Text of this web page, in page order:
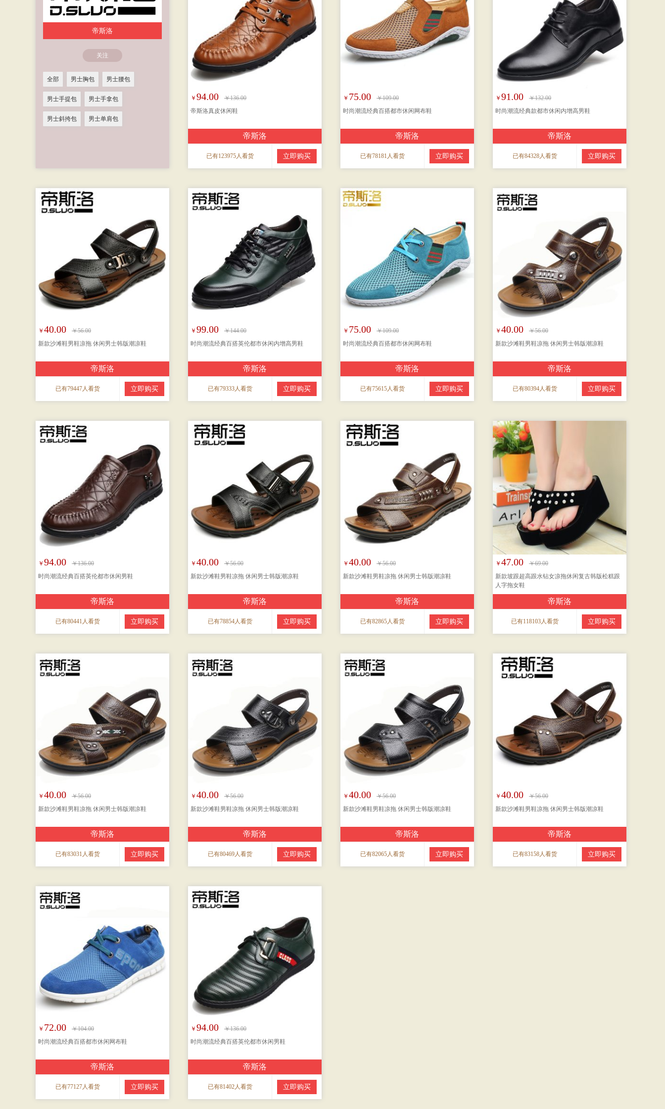
帝斯洛
关注
全部 男士胸包 男士腰包
男士手提包 男士手拿包
男士斜挎包 男士单肩包
￥ 94.00
￥136.00
帝斯洛真皮休闲鞋
帝斯洛
已有123975人看货 立即购买
￥ 75.00
￥109.00
时尚潮流经典百搭都市休闲网布鞋
帝斯洛
已有78181人看货 立即购买
￥ 91.00
￥132.00
时尚潮流经典款都市休闲内增高男鞋
帝斯洛
已有84328人看货 立即购买
￥ 40.00
￥56.00
新款沙滩鞋男鞋凉拖 休闲男士韩版潮凉鞋
帝斯洛
已有79447人看货 立即购买
￥ 99.00
￥144.00
时尚潮流经典百搭英伦都市休闲内增高男鞋
帝斯洛
已有79333人看货 立即购买
￥ 75.00
￥109.00
时尚潮流经典百搭都市休闲网布鞋
帝斯洛
已有75615人看货 立即购买
￥ 40.00
￥56.00
新款沙滩鞋男鞋凉拖 休闲男士韩版潮凉鞋
帝斯洛
已有80394人看货 立即购买
￥ 94.00
￥136.00
时尚潮流经典百搭英伦都市休闲男鞋
帝斯洛
已有80441人看货 立即购买
￥ 40.00
￥56.00
新款沙滩鞋男鞋凉拖 休闲男士韩版潮凉鞋
帝斯洛
已有78854人看货 立即购买
￥ 40.00
￥56.00
新款沙滩鞋男鞋凉拖 休闲男士韩版潮凉鞋
帝斯洛
已有82865人看货 立即购买
￥ 47.00
￥69.00
新款坡跟超高跟水钻女凉拖休闲复古韩版松糕跟
人字拖女鞋
帝斯洛
已有118103人看货 立即购买
￥ 40.00
￥56.00
新款沙滩鞋男鞋凉拖 休闲男士韩版潮凉鞋
帝斯洛
已有83031人看货 立即购买
￥ 40.00
￥56.00
新款沙滩鞋男鞋凉拖 休闲男士韩版潮凉鞋
帝斯洛
已有80469人看货 立即购买
￥ 40.00
￥56.00
新款沙滩鞋男鞋凉拖 休闲男士韩版潮凉鞋
帝斯洛
已有82065人看货 立即购买
￥ 40.00
￥56.00
新款沙滩鞋男鞋凉拖 休闲男士韩版潮凉鞋
帝斯洛
已有83158人看货 立即购买
￥ 72.00
￥104.00
时尚潮流经典百搭都市休闲网布鞋
帝斯洛
已有77127人看货 立即购买
￥ 94.00
￥136.00
时尚潮流经典百搭英伦都市休闲男鞋
帝斯洛
已有81402人看货 立即购买